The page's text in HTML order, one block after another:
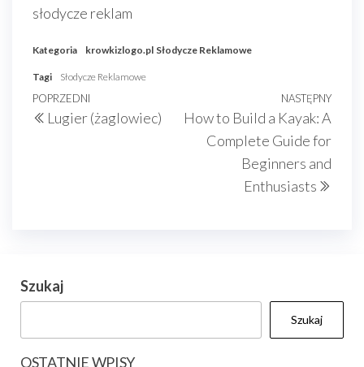
słodycze reklam
Kategoria krowkizlogo.pl Słodycze Reklamowe
Tagi Słodycze Reklamowe
Nawigacja
wpisu
Poprzedni
wpis
POPRZEDNI
Lugier (żaglowiec)
wpis
NASTĘPNY
How to Build a Kayak: A
Complete Guide for
Beginners and
Enthusiasts
Szukaj
Szukaj
OSTATNIE WPISY